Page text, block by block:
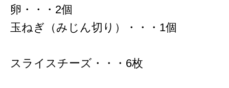
卵・・・2個
玉ねぎ（みじん切り）・・・1個
スライスチーズ・・・6枚